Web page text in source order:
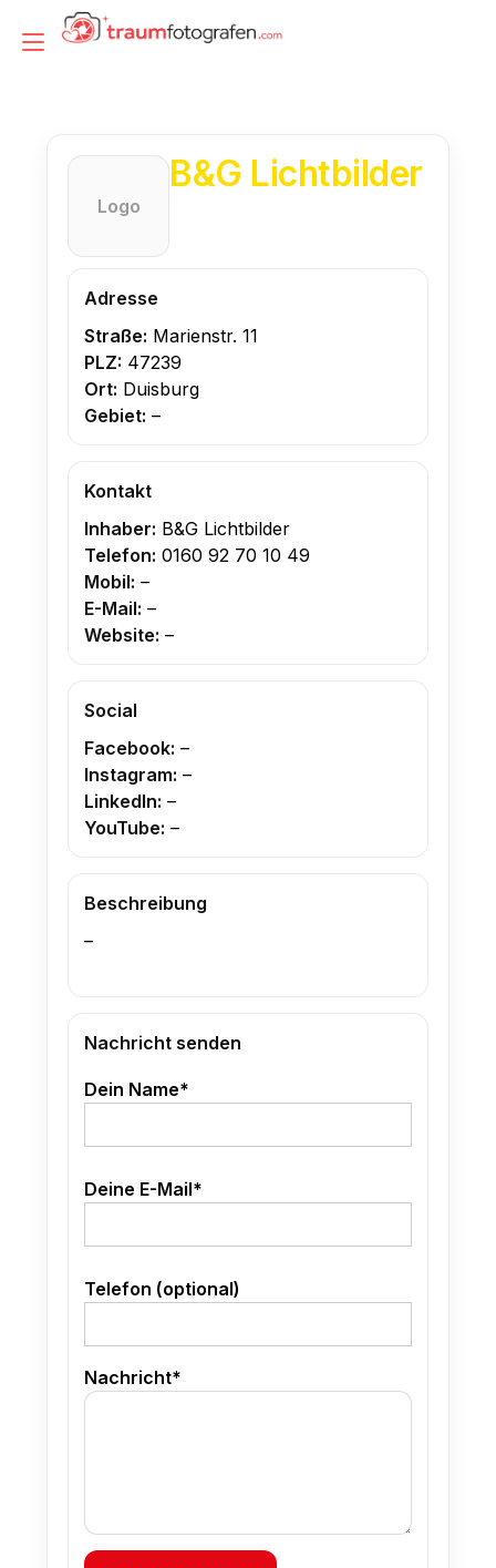
InhaltNavigation
Logo
B&G Lichtbilder
Adresse
Straße: Marienstr. 11
PLZ: 47239
Ort: Duisburg
Gebiet: –
Kontakt
Inhaber: B&G Lichtbilder
Telefon: 0160 92 70 10 49
Mobil: –
E-Mail: –
Website: –
Social
Facebook: –
Instagram: –
LinkedIn: –
YouTube: –
Beschreibung
–
Nachricht senden
Dein Name*
Deine E-Mail*
Telefon (optional)
Nachricht*